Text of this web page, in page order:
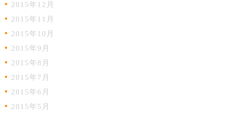
2015年12月
2015年11月
2015年10月
2015年9月
2015年8月
2015年7月
2015年6月
2015年5月